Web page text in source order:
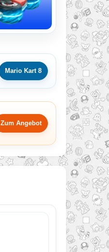
Mario Kart 8
Zum Angebot